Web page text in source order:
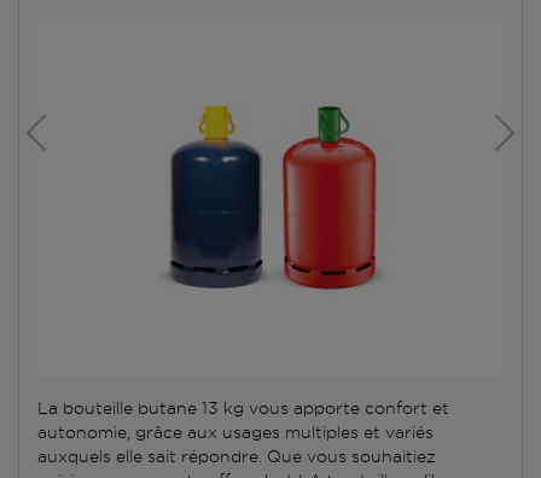
La bouteille butane 13 kg vous apporte confort et
autonomie, grâce aux usages multiples et variés
auxquels elle sait répondre. Que vous souhaitiez